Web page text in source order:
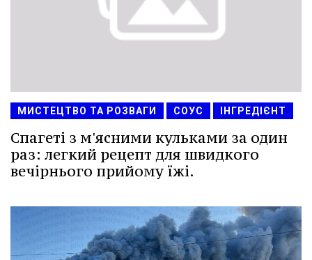
МИСТЕЦТВО ТА РОЗВАГИ СОУС ІНГРЕДІЄНТ
Спагеті з м'ясними кульками за один
раз: легкий рецепт для швидкого
вечірнього прийому їжі.